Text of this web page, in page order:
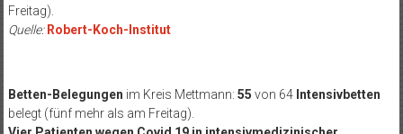
Freitag).
Quelle:Robert-Koch-Institut
Betten-Belegungen im Kreis Mettmann: 55 von 64 Intensivbetten
belegt (fünf mehr als am Freitag).